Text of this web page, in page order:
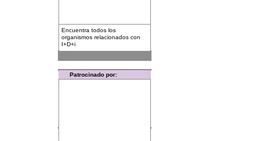
Encuentra todos los
organismos relacionados con
I+D+i
Patrocinado por: